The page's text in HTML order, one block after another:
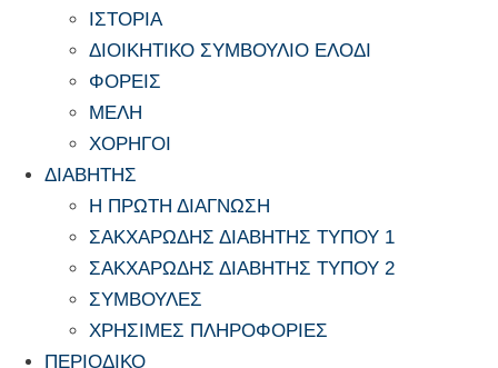
ΙΣΤΟΡΙΑ
ΔΙΟΙΚΗΤΙΚΟ ΣΥΜΒΟΥΛΙΟ ΕΛΟΔΙ
ΦΟΡΕΙΣ
ΜΕΛΗ
ΧΟΡΗΓΟΙ
ΔΙΑΒΗΤΗΣ
Η ΠΡΩΤΗ ΔΙΑΓΝΩΣΗ
ΣΑΚΧΑΡΩΔΗΣ ΔΙΑΒΗΤΗΣ ΤΥΠΟΥ 1
ΣΑΚΧΑΡΩΔΗΣ ΔΙΑΒΗΤΗΣ ΤΥΠΟΥ 2
ΣΥΜΒΟΥΛΕΣ
ΧΡΗΣΙΜΕΣ ΠΛΗΡΟΦΟΡΙΕΣ
ΠΕΡΙΟΔΙΚΟ